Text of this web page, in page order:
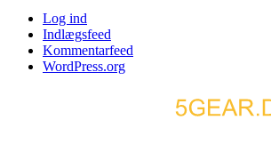
Log ind
Indlægsfeed
Kommentarfeed
WordPress.org